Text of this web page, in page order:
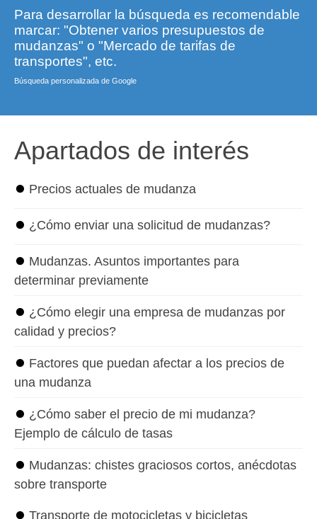
Para desarrollar la búsqueda es recomendable
marcar: "Obtener varios presupuestos de
mudanzas" o "Mercado de tarifas de
transportes", etc.
Búsqueda personalizada de Google
Apartados de interés
⏺ Precios actuales de mudanza
⏺ ¿Cómo enviar una solicitud de mudanzas?
⏺ Mudanzas. Asuntos importantes para
determinar previamente
⏺ ¿Cómo elegir una empresa de mudanzas por
calidad y precios?
⏺ Factores que puedan afectar a los precios de
una mudanza
⏺ ¿Cómo saber el precio de mi mudanza?
Ejemplo de cálculo de tasas
⏺ Mudanzas: chistes graciosos cortos, anécdotas
sobre transporte
⏺ Transporte de motocicletas y bicicletas